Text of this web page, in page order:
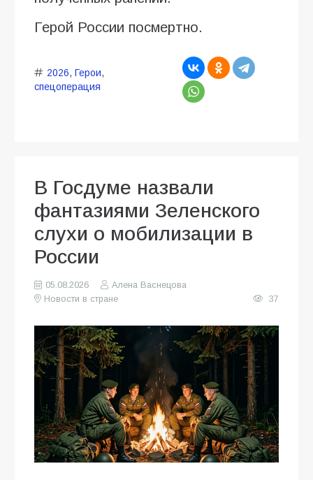
Герой России посмертно.
2026, Герои,
спецоперация
В Госдуме назвали
фантазиями Зеленского
слухи о мобилизации в
России
05.08.2026
Алена Васнецова
Новости в стране
37